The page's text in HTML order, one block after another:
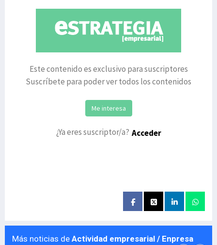
Este contenido es exclusivo para suscriptores
Suscríbete para poder ver todos los contenidos
Me interesa
¿Ya eres suscriptor/a? Acceder
Más noticias de Actividad empresarial / Enpresa